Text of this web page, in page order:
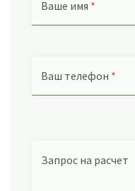
Ваше имя *
Ваш телефон *
Запрос на расчет